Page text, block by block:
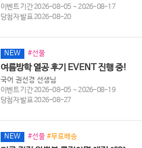
이벤트 기간 2026-08-05 ~ 2026-08-17
당첨자 발표 2026-08-20
NEW #선물
여름방학 열공 후기 EVENT 진행 중!
국어 권선경 선생님
이벤트 기간 2026-08-05 ~ 2026-08-19
당첨자 발표 2026-08-27
NEW #선물 #무료배송